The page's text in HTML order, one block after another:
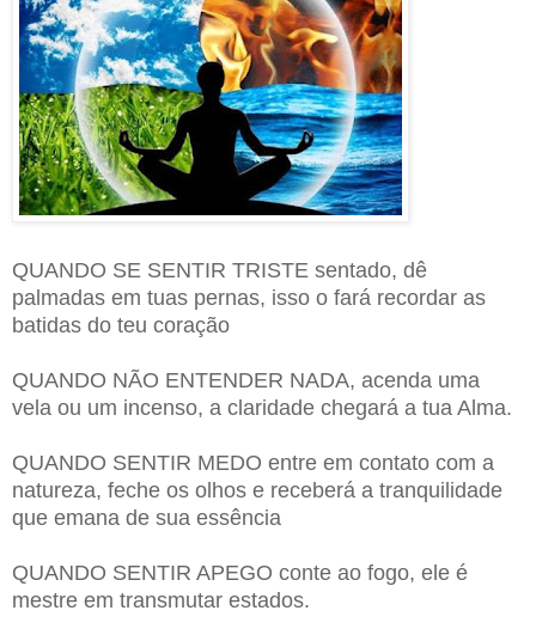
QUANDO SE SENTIR TRISTE sentado, dê
palmadas em tuas pernas, isso o fará recordar as
batidas do teu coração
QUANDO NÃO ENTENDER NADA, acenda uma
vela ou um incenso, a claridade chegará a tua Alma.
QUANDO SENTIR MEDO entre em contato com a
natureza, feche os olhos e receberá a tranquilidade
que emana de sua essência
QUANDO SENTIR APEGO conte ao fogo, ele é
mestre em transmutar estados.